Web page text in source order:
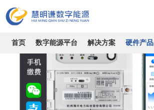
首页 数字能源平台 解决方案 硬件产品